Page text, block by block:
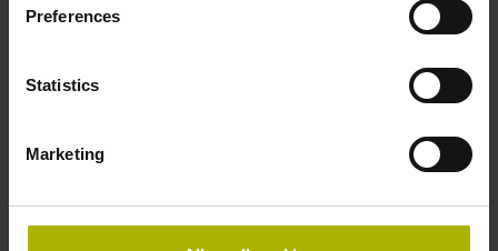
Preferences
Statistics
Marketing
keine